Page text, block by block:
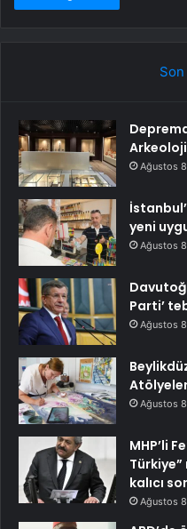
Ağustos
yeni
Ağustos
Parti’
Ağustos
Ağustos
MHP’li
kalıcı
Ağustos